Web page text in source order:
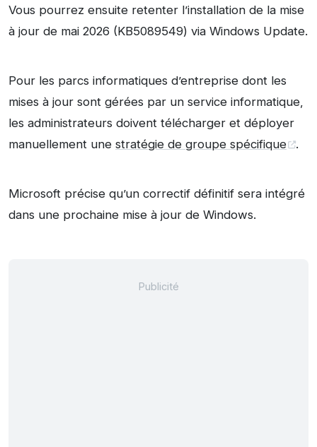
Vous pourrez ensuite retenter l’installation de la mise
à jour de mai 2026 (KB5089549) via Windows Update.
Pour les parcs informatiques d’entreprise dont les
mises à jour sont gérées par un service informatique,
les administrateurs doivent télécharger et déployer
manuellement une stratégie de groupe spécifique .
Microsoft précise qu’un correctif définitif sera intégré
dans une prochaine mise à jour de Windows.